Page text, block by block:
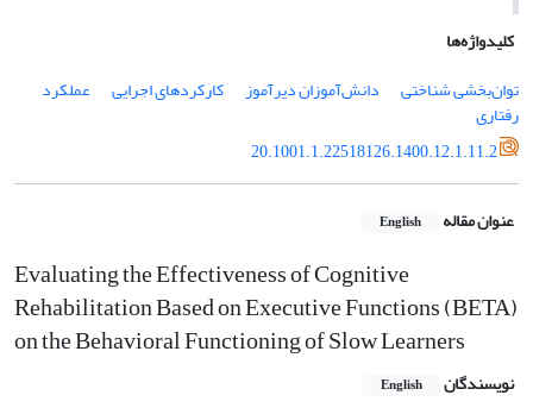
کلیدواژه‌ها
توان‌بخشی شناختی
دانش‌آموزان دیرآموز کارکردهای اجرایی عملکرد
رفتاری
20.1001.1.22518126.1400.12.1.11.2
عنوان مقاله English
Evaluating the Effectiveness of Cognitive
Rehabilitation Based on Executive Functions (BETA)
on the Behavioral Functioning of Slow Learners
نویسندگان English